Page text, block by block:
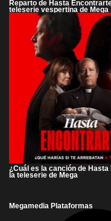
Reparto de Hasta
teleserie vespertina de Mega
¿Cuál es la canción de
la teleserie de Mega
Megamedia Plataformas